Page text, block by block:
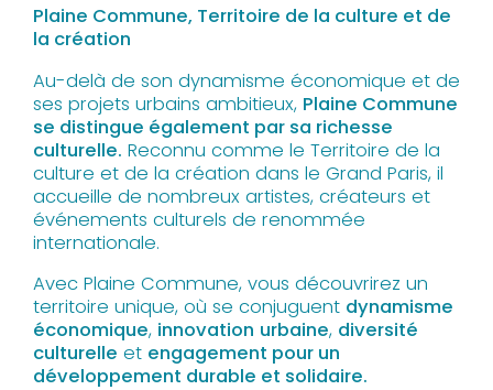
Plaine Commune, Territoire de la culture et de
la création
Au-delà de son dynamisme économique et de
ses projets urbains ambitieux, Plaine Commune
se distingue également par sa richesse
culturelle. Reconnu comme le Territoire de la
culture et de la création dans le Grand Paris, il
accueille de nombreux artistes, créateurs et
événements culturels de renommée
internationale.
Avec Plaine Commune, vous découvrirez un
territoire unique, où se conjuguent dynamisme
économique, innovation urbaine, diversité
culturelle et engagement pour un
développement durable et solidaire.